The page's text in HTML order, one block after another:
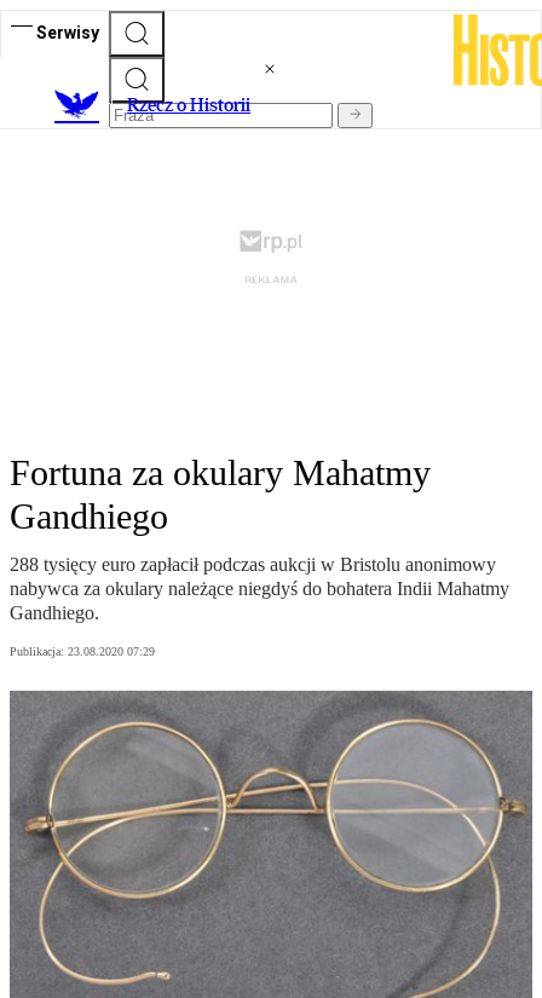
Serwisy
Rzecz o Historii
Fortuna za okulary Mahatmy
Gandhiego
288 tysięcy euro zapłacił podczas aukcji w Bristolu anonimowy
nabywca za okulary należące niegdyś do bohatera Indii Mahatmy
Gandhiego.
Publikacja: 23.08.2020 07:29